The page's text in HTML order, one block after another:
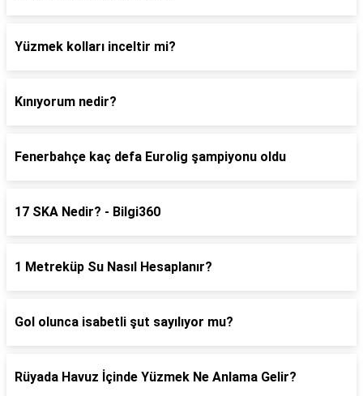
Yüzmek kolları inceltir mi?
Kınıyorum nedir?
Fenerbahçe kaç defa Eurolig şampiyonu oldu
17 SKA Nedir? - Bilgi360
1 Metreküp Su Nasıl Hesaplanır?
Gol olunca isabetli şut sayılıyor mu?
Rüyada Havuz İçinde Yüzmek Ne Anlama Gelir?